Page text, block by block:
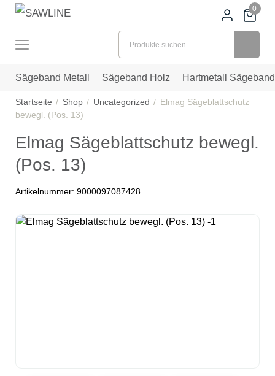
0
Sägeband Metall Sägeband Holz Hartmetall Sägeband
Startseite Shop Uncategorized
Elmag Sägeblattschutz
bewegl. (Pos. 13)
Elmag Sägeblattschutz bewegl.
(Pos. 13)
Artikelnummer: 9000097087428